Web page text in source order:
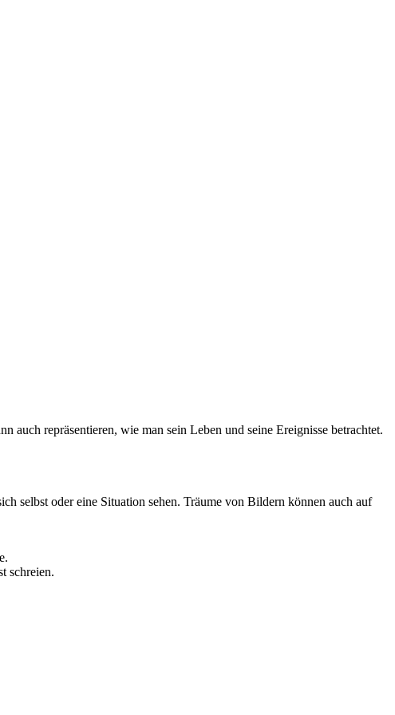
repräsentieren, wie man sein Leben und seine Ereignisse betrachtet.
selbst oder eine Situation sehen. Träume von Bildern können auch auf
schreien.